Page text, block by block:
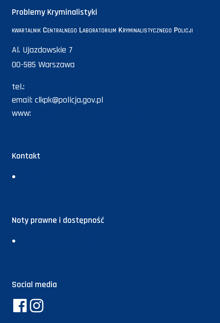
Problemy Kryminalistyki
kwartalnik Centralnego Laboratorium Kryminalistycznego Policji
Al. Ujazdowskie 7
00-585 Warszawa
tel.:
email: clkpk@policja.gov.pl
www:
Kontakt
Noty prawne i dostępność
Social media
Facebook
Instagram